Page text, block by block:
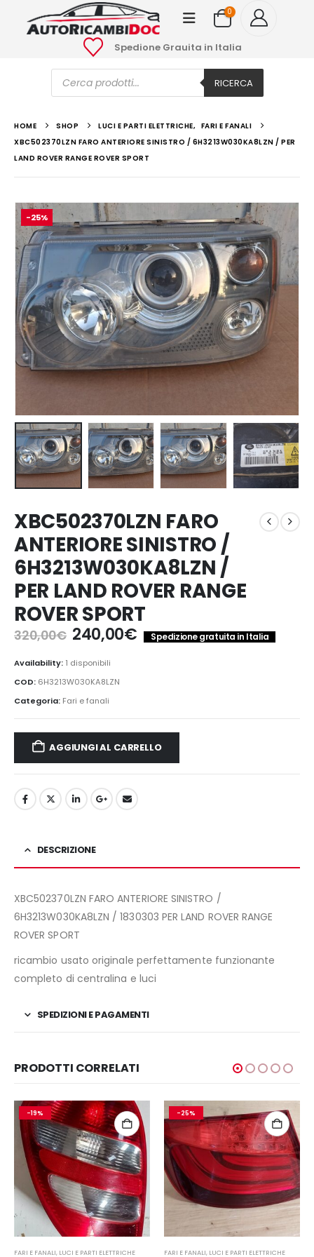
0
Spedione Grauita in Italia
Ricerca
prodotti RICERCA
HOME SHOP LUCI E PARTI ELETTRICHE, FARI E FANALI
XBC502370LZN FARO ANTERIORE SINISTRO / 6H3213W030KA8LZN / PER
LAND ROVER RANGE ROVER SPORT
-25%
XBC502370LZN FARO
ANTERIORE SINISTRO /
6H3213W030KA8LZN /
PER LAND ROVER RANGE
ROVER SPORT
320,00€ Il
prezzo
originale
era:
320,00€.
240,00€Il
prezzo
Spedizione gratuita in Italia
Availability: 1 disponibili
COD: 6H3213W030KA8LZN
Categoria: Fari e fanali
AGGIUNGI AL CARRELLO
DESCRIZIONE
XBC502370LZN FARO ANTERIORE SINISTRO /
6H3213W030KA8LZN / 1830303 PER LAND ROVER RANGE
ROVER SPORT
ricambio usato originale perfettamente funzionante
completo di centralina e luci
SPEDIZIONI E PAGAMENTI
PRODOTTI CORRELATI
-19%
FARI E FANALI, LUCI E PARTI ELETTRICHE
-25%
FARI E FANALI, LUCI E PARTI ELETTRICHE